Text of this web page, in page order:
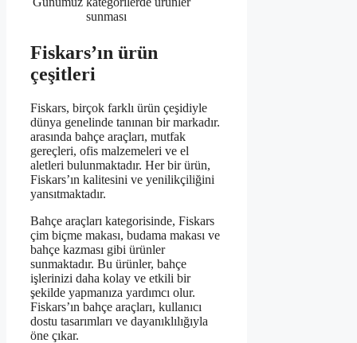
sunması
Fiskars’ın ürün
çeşitleri
Fiskars, birçok farklı ürün çeşidiyle
dünya genelinde tanınan bir markadır.
arasında bahçe araçları, mutfak
gereçleri, ofis malzemeleri ve el
aletleri bulunmaktadır. Her bir ürün,
Fiskars’ın kalitesini ve yenilikçiliğini
yansıtmaktadır.
Bahçe araçları kategorisinde, Fiskars
çim biçme makası, budama makası ve
bahçe kazması gibi ürünler
sunmaktadır. Bu ürünler, bahçe
işlerinizi daha kolay ve etkili bir
şekilde yapmanıza yardımcı olur.
Fiskars’ın bahçe araçları, kullanıcı
dostu tasarımları ve dayanıklılığıyla
öne çıkar.